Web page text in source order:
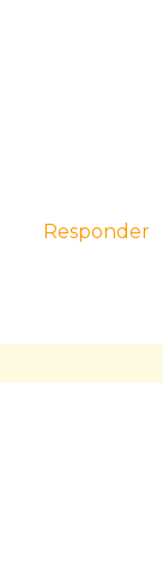
Responder